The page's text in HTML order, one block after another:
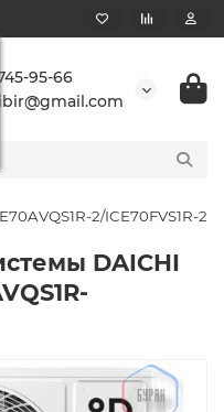
95-66
2/ICE70FVS1R-2
DAICHI